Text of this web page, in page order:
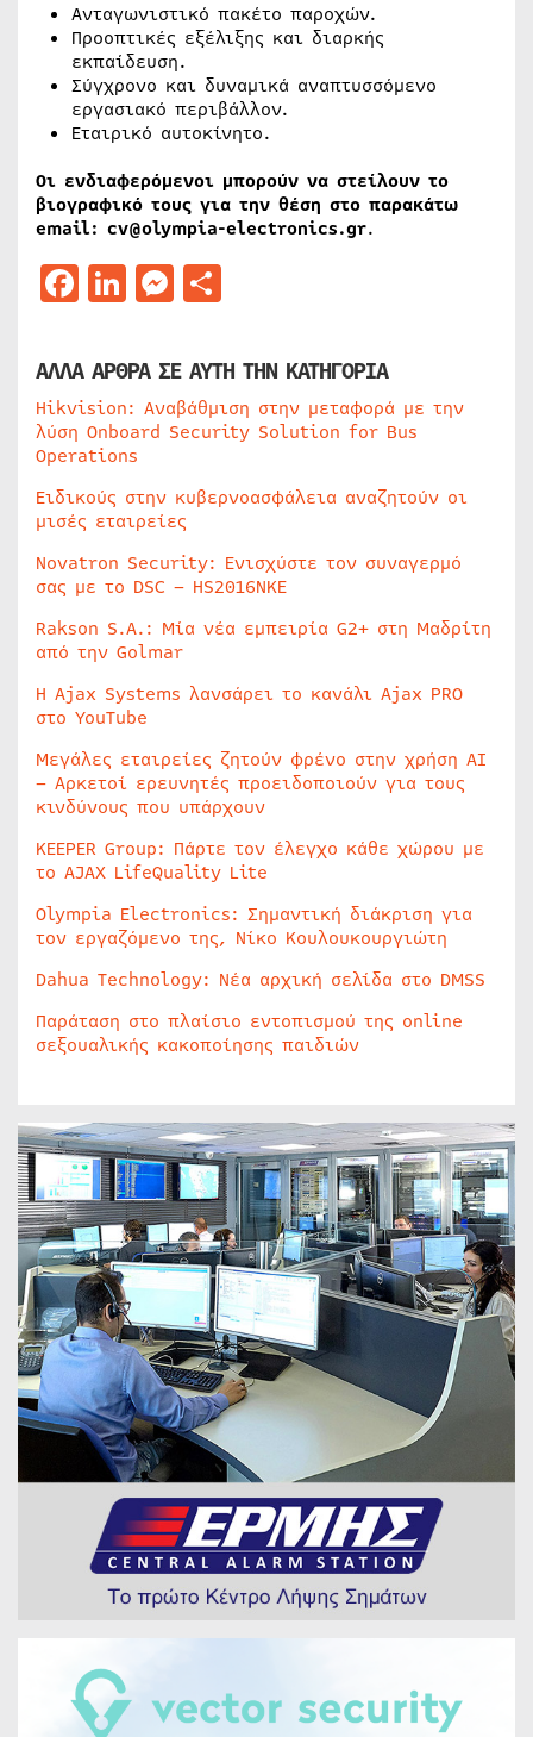
Ανταγωνιστικό πακέτο παροχών.
Προοπτικές εξέλιξης και διαρκής
εκπαίδευση.
Σύγχρονο και δυναμικά αναπτυσσόμενο
εργασιακό περιβάλλον.
Εταιρικό αυτοκίνητο.
Οι ενδιαφερόμενοι μπορούν να στείλουν το
βιογραφικό τους για την θέση στο παρακάτω
email: cv@olympia-electronics.gr.
Facebook
LinkedIn
Messenger
ΑΛΛΑ ΑΡΘΡΑ ΣΕ ΑΥΤΗ ΤΗΝ ΚΑΤΗΓΟΡΙΑ
Hikvision: Αναβάθμιση στην μεταφορά με την
λύση Onboard Security Solution for Bus
Operations
Ειδικούς στην κυβερνοασφάλεια αναζητούν οι
μισές εταιρείες
Novatron Security: Ενισχύστε τον συναγερμό
σας με το DSC – HS2016NKE
Rakson S.A.: Μία νέα εμπειρία G2+ στη Μαδρίτη
από την Golmar
Η Ajax Systems λανσάρει το κανάλι Ajax PRO
στο YouTube
Μεγάλες εταιρείες ζητούν φρένο στην χρήση AI
– Αρκετοί ερευνητές προειδοποιούν για τους
κινδύνους που υπάρχουν
KEEPER Group: Πάρτε τον έλεγχο κάθε χώρου με
το AJAX LifeQuality Lite
Olympia Electronics: Σημαντική διάκριση για
τον εργαζόμενο της, Νίκο Κουλουκουργιώτη
Dahua Technology: Νέα αρχική σελίδα στο DMSS
Παράταση στο πλαίσιο εντοπισμού της online
σεξουαλικής κακοποίησης παιδιών